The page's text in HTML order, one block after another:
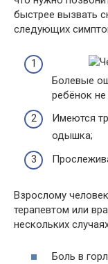
быстрее вызвать
следующих
Болевые
ребёнок
Имеются
одышка;
Взрослому
терапевтом или
нескольких
Боль в